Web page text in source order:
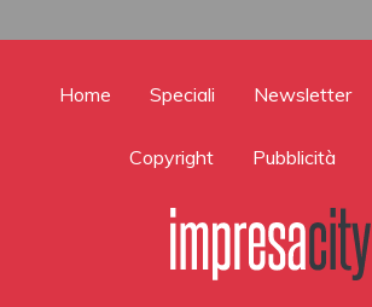
Home Speciali Newsletter
Copyright Pubblicità